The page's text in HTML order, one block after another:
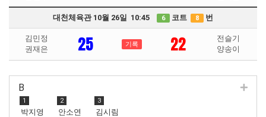
대천체육관 10월 26일 10:45 6 코트 8 번
김민정
권재은
25 기록 22
전슬기
양송이
B
1
박지영
2
안소연
3
김시림